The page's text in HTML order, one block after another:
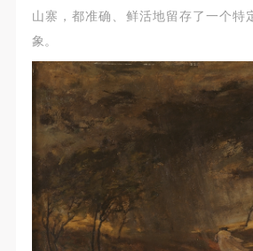
山寨，都准确、鲜活地留存了一个特
象。